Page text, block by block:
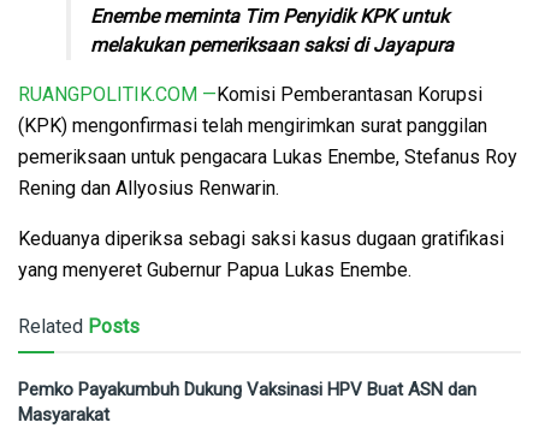
Enembe meminta Tim Penyidik KPK untuk
melakukan pemeriksaan saksi di Jayapura
RUANGPOLITIK.COM —Komisi Pemberantasan Korupsi
(KPK) mengonfirmasi telah mengirimkan surat panggilan
pemeriksaan untuk pengacara Lukas Enembe, Stefanus Roy
Rening dan Allyosius Renwarin.
Keduanya diperiksa sebagi saksi kasus dugaan gratifikasi
yang menyeret Gubernur Papua Lukas Enembe.
Related Posts
Pemko Payakumbuh Dukung Vaksinasi HPV Buat ASN dan
Masyarakat